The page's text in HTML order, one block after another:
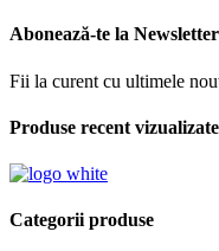
Abonează-te la
Fii la curent cu ultimele
Produse recent vizualizate
Categorii produse